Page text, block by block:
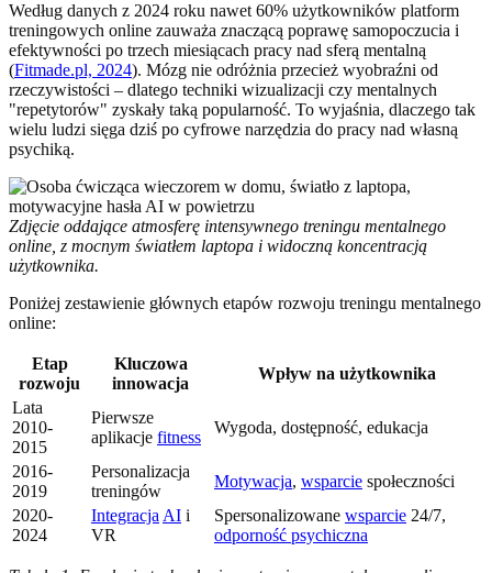
Według danych z 2024 roku nawet 60% użytkowników platform
treningowych online zauważa znaczącą poprawę samopoczucia i
efektywności po trzech miesiącach pracy nad sferą mentalną
(Fitmade.pl, 2024). Mózg nie odróżnia przecież wyobraźni od
rzeczywistości – dlatego techniki wizualizacji czy mentalnych
"repetytorów" zyskały taką popularność. To wyjaśnia, dlaczego tak
wielu ludzi sięga dziś po cyfrowe narzędzia do pracy nad własną
psychiką.
Zdjęcie oddające atmosferę intensywnego treningu mentalnego
online, z mocnym światłem laptopa i widoczną koncentracją
użytkownika.
Poniżej zestawienie głównych etapów rozwoju treningu mentalnego
online:
Etap
rozwoju
Kluczowa
innowacja
Wpływ na użytkownika
Lata
2010-
2015
Pierwsze
aplikacje fitness
Wygoda, dostępność, edukacja
2016-
2019
Personalizacja
treningów
Motywacja, wsparcie społeczności
2020-
2024
Integracja AI i
VR
Spersonalizowane wsparcie 24/7,
odporność psychiczna